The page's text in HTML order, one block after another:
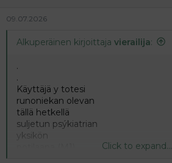
09.07.2026
Alkuperäinen kirjoittaja vierailija:
.
.
Käyttäjä y totesi
runoniekan olevan
tällä hetkellä
suljetun psýkiatrian
yksikön
Click to expand...